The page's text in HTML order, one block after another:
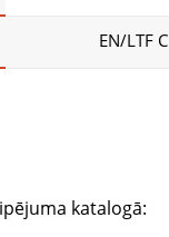
EN/LTF C
katalogā: